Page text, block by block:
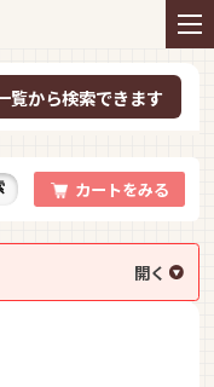
アフターサービス
プレゼント＆コミュニテ
お問い合わせ
カートをみる